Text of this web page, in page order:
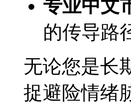
专业中文
的传导路
无论您是长
捉避险情绪